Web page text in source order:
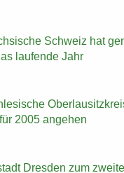
Schweiz hat
lau­fen­de Jahr
2005 an­ge­hen
Dres­den zum